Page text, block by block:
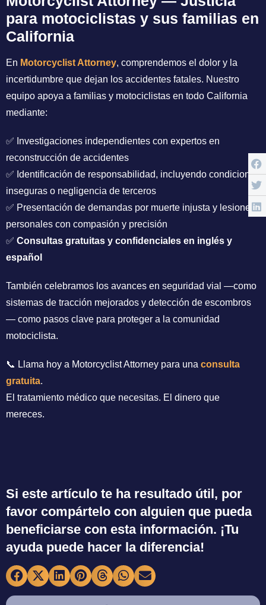
para motociclistas y sus familias en
California
En Motorcyclist Attorney, comprendemos el dolor y la
incertidumbre que dejan los accidentes fatales. Nuestro
equipo apoya a familias y motociclistas en todo California
mediante:
✅ Investigaciones independientes con expertos en
reconstrucción de accidentes
✅ Identificación de responsabilidad, incluyendo condiciones
inseguras o negligencia de terceros
✅ Presentación de demandas por muerte injusta y lesiones
personales con compasión y precisión
✅ Consultas gratuitas y confidenciales en inglés y
español
También celebramos los avances en seguridad vial —como
sistemas de tracción mejorados y detección de escombros
— como pasos clave para proteger a la comunidad
motociclista.
📞 Llama hoy a Motorcyclist Attorney para una consulta
gratuita.
El tratamiento médico que necesitas. El dinero que
mereces.
Si este artículo te ha resultado útil, por
favor compártelo con alguien que pueda
beneficiarse con esta información. ¡Tu
ayuda puede hacer la diferencia!